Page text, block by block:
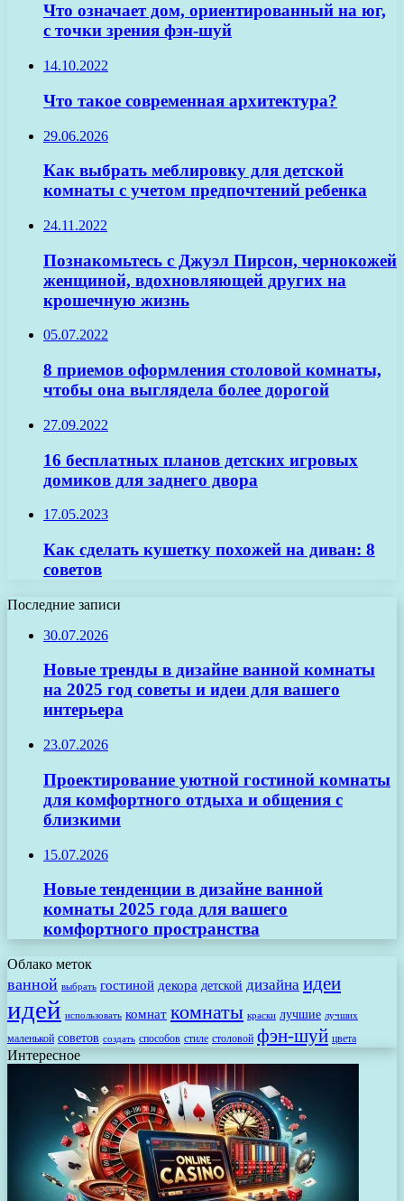
Что означает дом, ориентированный на юг,
с точки зрения фэн-шуй
14.10.2022
Что такое современная архитектура?
29.06.2026
Как выбрать меблировку для детской
комнаты с учетом предпочтений ребенка
24.11.2022
Познакомьтесь с Джуэл Пирсон, чернокожей
женщиной, вдохновляющей других на
крошечную жизнь
05.07.2022
8 приемов оформления столовой комнаты,
чтобы она выглядела более дорогой
27.09.2022
16 бесплатных планов детских игровых
домиков для заднего двора
17.05.2023
Как сделать кушетку похожей на диван: 8
советов
Последние записи
30.07.2026
Новые тренды в дизайне ванной комнаты
на 2025 год советы и идеи для вашего
интерьера
23.07.2026
Проектирование уютной гостиной комнаты
для комфортного отдыха и общения с
близкими
15.07.2026
Новые тенденции в дизайне ванной
комнаты 2025 года для вашего
комфортного пространства
Облако меток
ванной выбрать гостиной декора детской дизайна идеи
идей использовать комнат комнаты краски лучшие лучших
маленькой советов создать способов стиле столовой фэн-шуй цвета
Интересное